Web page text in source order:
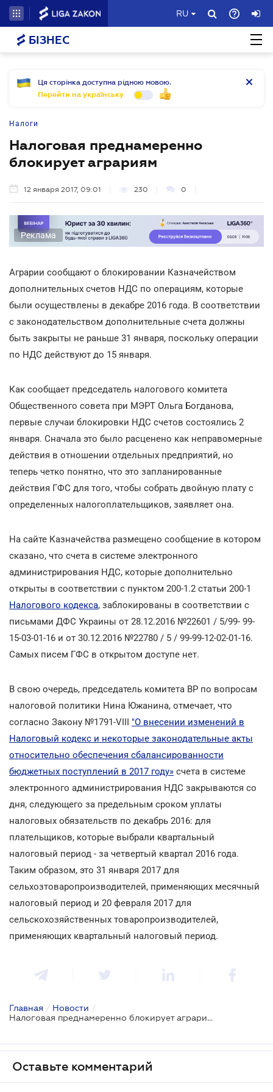
RU
БІЗНЕС
Ця сторінка доступна рідною мовою.
Перейти на українську
Налоги
Налоговая преднамеренно
блокирует аграриям
12 января 2017, 09:01 230 0
Реклама
Аграрии сообщают о блокировании Казначейством
дополнительных счетов НДС по операциям, которые
были осуществлены в декабре 2016 года. В соответствии
с законодательством дополнительные счета должны
быть закрыты не раньше 31 января, поскольку операции
по НДС действуют до 15 января.
Как сообщает председатель налогового комитета
Общественного совета при МЭРТ Ольга Богданова,
первые случаи блокировки НДС счетов состоялись 2
января. Сначала это было расценено как неправомерные
действия в отношении отдельных предприятий, но
теперь четко понятно, что это запланированные
действия ГФС для того, чтобы собрать двойную плату с
определенных налогоплательщиков, заявляет она.
На сайте Казначейства размещено сообщение в котором
сказано, что счета в системе электронного
администрирования НДС, которые дополнительно
открыты в соответствии с пунктом 200-1.2 статьи 200-1
Налогового кодекса, заблокированы в соответствии с
письмами ДФС Украины от 28.12.2016 №22601 / 5/99- 99-
15-03-01-16 и от 30.12.2016 №22780 / 5 / 99-99-12-02-01-16.
Самых писем ГФС в открытом доступе нет.
В свою очередь, председатель комитета ВР по вопросам
налоговой политики Нина Южанина, отмечает, что
согласно Закону №1791-VIII "О внесении изменений в
Налоговый кодекс и некоторые законодательные акты
относительно обеспечения сбалансированности
бюджетных поступлений в 2017 году» счета в системе
электронного администрирования НДС закрываются со
дня, следующего за предельным сроком уплаты
налоговых обязательств по декабрь 2016: для
плательщиков, которые выбрали квартальный
налоговый период - за четвертый квартал 2016 года.
Таким образом, это 31 января 2017 для
сельхозтоваропроизводителей, применяющих месячный
налоговый период и 20 февраля 2017 для
сельскохозяйственных товаропроизводителей,
применяющих квартальный налоговый период.
Главная / Новости /
Налоговая преднамеренно блокирует аграриям
Оставьте комментарий